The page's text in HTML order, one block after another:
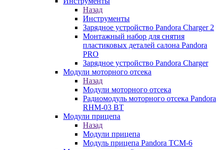
Назад
Инструменты
Зарядное устройство Pandora Charger 2
Монтажный набор для снятия
пластиковых деталей салона Pandora
PRO
Зарядное устройство Pandora Charger
Модули моторного отсека
Назад
Модули моторного отсека
Радиомодуль моторного отсека Pandora
RHM-03 BT
Модули прицепа
Назад
Модули прицепа
Модуль прицепа Pandora TCM-6